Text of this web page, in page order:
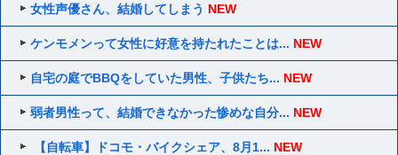
女性声優さん、結婚してしまう NEW
ケンモメンって女性に好意を持たれたことは... NEW
自宅の庭でBBQをしていた男性、子供たち... NEW
弱者男性って、結婚できなかった惨めな自分... NEW
【自転車】ドコモ・バイクシェア、8月1... NEW